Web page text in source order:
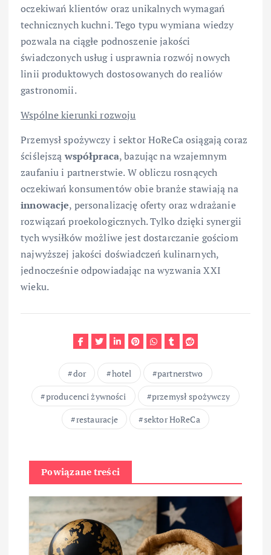
oczekiwań klientów oraz unikalnych wymagań
technicznych kuchni. Tego typu wymiana wiedzy
pozwala na ciągłe podnoszenie jakości
świadczonych usług i usprawnia rozwój nowych
linii produktowych dostosowanych do realiów
gastronomii.
Wspólne kierunki rozwoju
Przemysł spożywczy i sektor HoReCa osiągają coraz
ściślejsząwspółpraca, bazując na wzajemnym
zaufaniu i partnerstwie. W obliczu rosnących
oczekiwań konsumentów obie branże stawiają na
innowacje, personalizację oferty oraz wdrażanie
rozwiązań proekologicznych. Tylko dzięki synergii
tych wysiłków możliwe jest dostarczanie gościom
najwyższej jakości doświadczeń kulinarnych,
jednocześnie odpowiadając na wyzwania XXI
wieku.
dor hotel
partnerstwo
producenci żywności
przemysł spożywczy
restauracje
sektor HoReCa
Powiązane treści